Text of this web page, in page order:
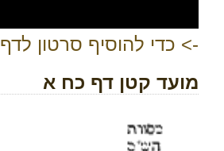
-> כדי להוסיף סרטון
מועד קטן דף כח א